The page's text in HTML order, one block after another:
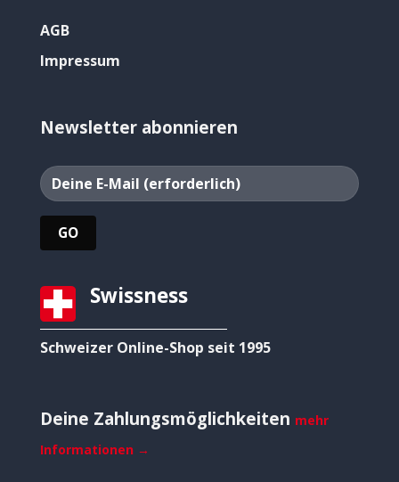
AGB
Impressum
Newsletter abonnieren
Swissness
Schweizer Online-Shop seit 1995
Deine Zahlungsmöglichkeiten mehr
Informationen →